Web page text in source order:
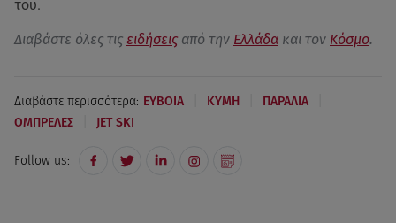
του.
Διαβάστε όλες τις ειδήσεις από την Ελλάδα και τον Κόσμο.
Διαβάστε περισσότερα: ΕΥΒΟΙΑ ΚΥΜΗ ΠΑΡΑΛΙΑ
ΟΜΠΡΕΛΕΣ JET SKI
Follow us: